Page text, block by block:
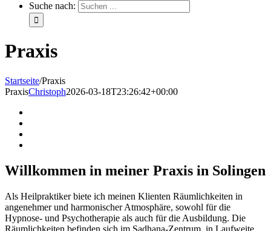
Suche nach:
Praxis
Startseite/Praxis
PraxisChristoph2026-03-18T23:26:42+00:00
Willkommen in meiner Praxis in Solingen
Als Heilpraktiker biete ich meinen Klienten Räumlichkeiten in
angenehmer und harmonischer Atmosphäre, sowohl für die
Hypnose- und Psychotherapie als auch für die Ausbildung. Die
Räumlichkeiten befinden sich im Sadhana-Zentrum, in Laufweite